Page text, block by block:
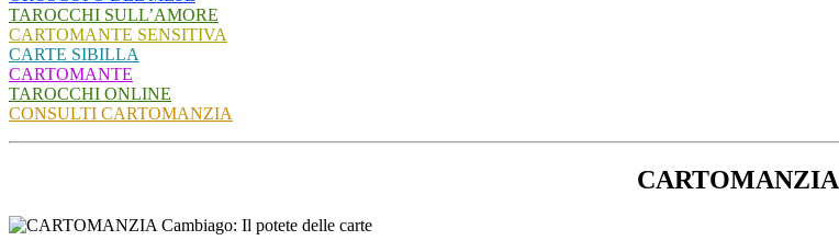
TAROCCHI SULL’AMORE
CARTOMANTE SENSITIVA
CARTE SIBILLA
CARTOMANTE
TAROCCHI ONLINE
CONSULTI CARTOMANZIA
CARTOMANZIA